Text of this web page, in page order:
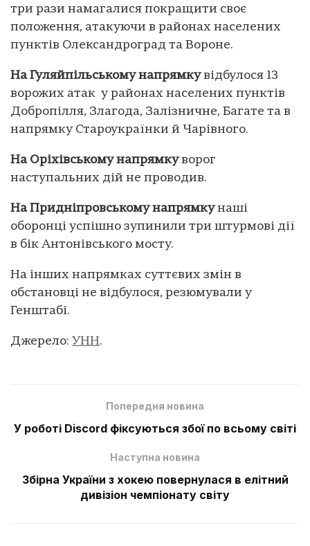
три рази намагалися покращити своє
положення, атакуючи в районах населених
пунктів Олександроград та Вороне.
На Гуляйпільському напрямкувідбулося 13
ворожих атак у районах населених пунктів
Добропілля, Злагода, Залізничне, Багате та в
напрямку Староукраїнки й Чарівного.
На Оріхівському напрямкуворог
наступальних дій не проводив.
На Придніпровському напрямкунаші
оборонці успішно зупинили три штурмові дії
в бік Антонівського мосту.
На інших напрямках суттєвих змін в
обстановці не відбулося, резюмували у
Генштабі.
Джерело: УНН.
Попередня новина
У роботі Discord фіксуються збої по всьому світі
Наступна новина
Збірна України з хокею повернулася в елітний
дивізіон чемпіонату світу